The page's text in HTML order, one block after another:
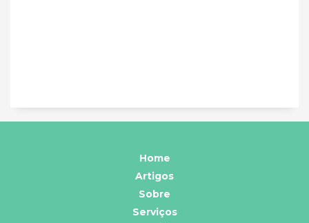
Home
Artigos
Sobre
Serviços